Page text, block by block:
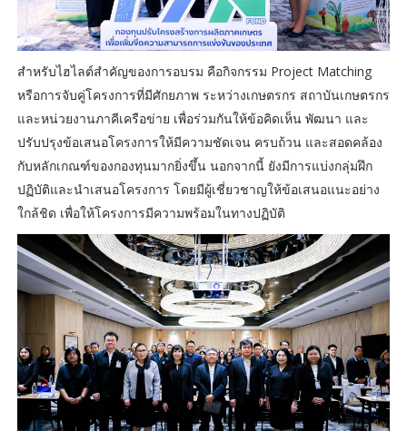
สำหรับไฮไลต์สำคัญของการอบรม คือกิจกรรม Project Matching
หรือการจับคู่โครงการที่มีศักยภาพ ระหว่างเกษตรกร สถาบันเกษตรกร
และหน่วยงานภาคีเครือข่าย เพื่อร่วมกันให้ข้อคิดเห็น พัฒนา และ
ปรับปรุงข้อเสนอโครงการให้มีความชัดเจน ครบถ้วน และสอดคล้อง
กับหลักเกณฑ์ของกองทุนมากยิ่งขึ้น นอกจากนี้ ยังมีการแบ่งกลุ่มฝึก
ปฏิบัติและนำเสนอโครงการ โดยมีผู้เชี่ยวชาญให้ข้อเสนอแนะอย่าง
ใกล้ชิด เพื่อให้โครงการมีความพร้อมในทางปฏิบัติ